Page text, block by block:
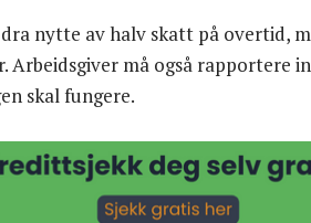
nytte av halv skatt på overtid,
Arbeidsgiver må også rapportere
skal fungere.